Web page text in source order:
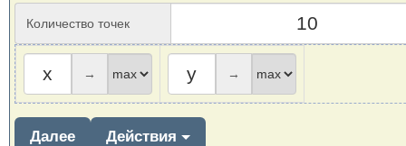
Количество точек
→ →
Далее Действия